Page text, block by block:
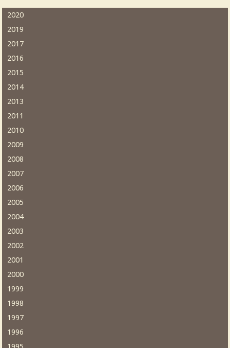
2020
2019
2017
2016
2015
2014
2013
2011
2010
2009
2008
2007
2006
2005
2004
2003
2002
2001
2000
1999
1998
1997
1996